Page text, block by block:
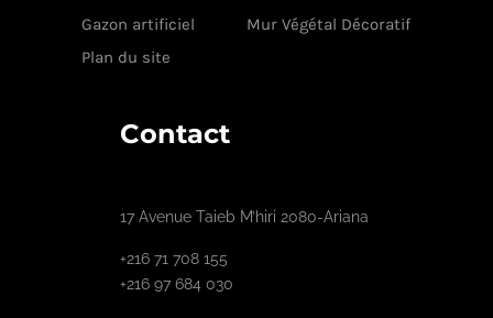
Gazon artificiel
Mur Végétal Décoratif
Plan du site
Contact
17 Avenue Taieb M’hiri 2080-Ariana
+216 71 708 155
+216 97 684 030